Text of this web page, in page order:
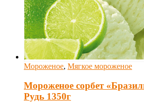
Мороженое, Мягкое мороженое
Мороженое сорбет
Рудь 1350г